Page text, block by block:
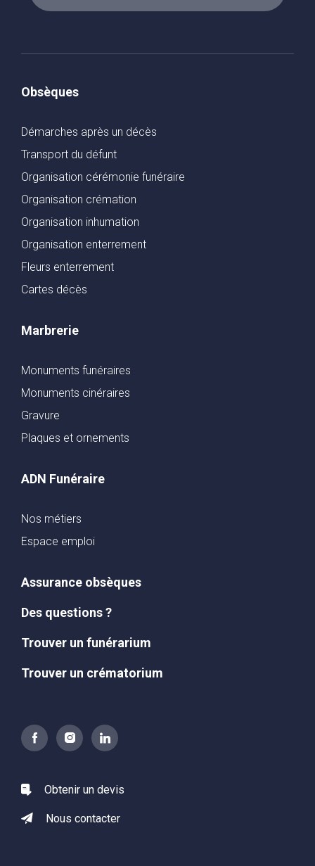
Obsèques
Démarches après un décès
Transport du défunt
Organisation cérémonie funéraire
Organisation crémation
Organisation inhumation
Organisation enterrement
Fleurs enterrement
Cartes décès
Marbrerie
Monuments funéraires
Monuments cinéraires
Gravure
Plaques et ornements
ADN Funéraire
Nos métiers
Espace emploi
Assurance obsèques
Des questions ?
Trouver un funérarium
Trouver un crématorium
Obtenir un devis
Nous contacter